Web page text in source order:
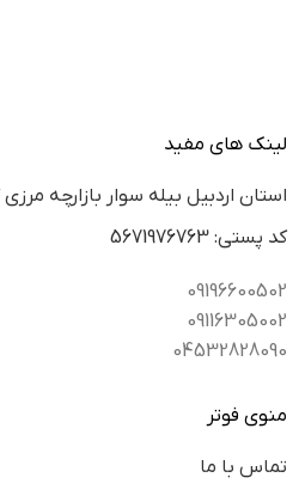
لینک های مفید
استان اردبيل بيله سوار بازارچه مرزي گمرك
كد پستي: 5671976763
09196600502
09116305002
04532828090
منوی فوتر
تماس با ما